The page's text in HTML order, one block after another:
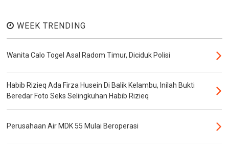
WEEK TRENDING
Wanita Calo Togel Asal Radom Timur, Diciduk Polisi
Habib Rizieq Ada Firza Husein Di Balik Kelambu, Inilah Bukti
Beredar Foto Seks Selingkuhan Habib Rizieq
Perusahaan Air MDK 55 Mulai Beroperasi